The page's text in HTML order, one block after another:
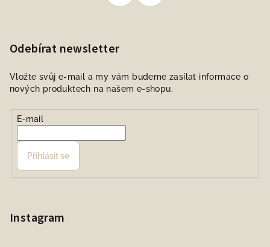
Odebírat newsletter
Vložte svůj e-mail a my vám budeme zasílat informace o
nových produktech na našem e-shopu.
E-mail
Přihlásit se
Instagram